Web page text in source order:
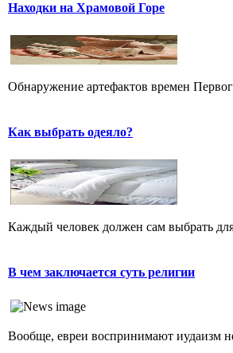
Находки на Храмовой Горе
Обнаружение артефактов времен
Как выбрать одеяло?
Каждый человек должен сам выбрать
В чем заключается суть религии
Вообще, евреи воспринимают иудаизм